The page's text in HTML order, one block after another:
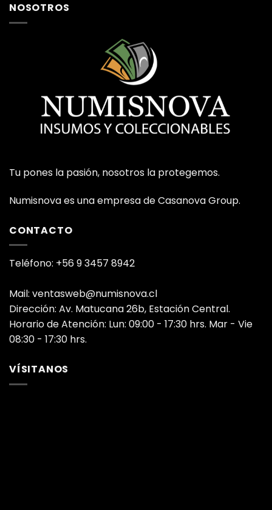
NOSOTROS
Tu pones la pasión, nosotros la protegemos.
Numisnova es una empresa de Casanova Group.
CONTACTO
Teléfono: +56 9 3457 8942
Mail: ventasweb@numisnova.cl
Dirección: Av. Matucana 26b, Estación Central.
Horario de Atención: Lun: 09:00 - 17:30 hrs. Mar - Vie
08:30 - 17:30 hrs.
VÍSITANOS